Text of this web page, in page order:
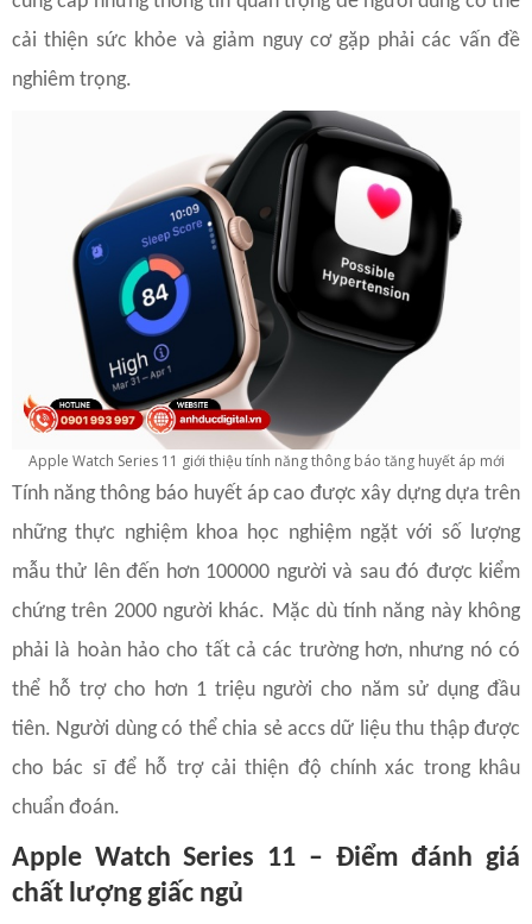
cải thiện sức khỏe và giảm nguy cơ gặp phải các vấn đề
nghiêm trọng.
Apple Watch Series 11 giới thiệu tính năng thông báo tăng huyết áp mới
Tính năng thông báo huyết áp cao được xây dựng dựa trên
những thực nghiệm khoa học nghiệm ngặt với số lượng
mẫu thử lên đến hơn 100000 người và sau đó được kiểm
chứng trên 2000 người khác. Mặc dù tính năng này không
phải là hoàn hảo cho tất cả các trường hơn, nhưng nó có
thể hỗ trợ cho hơn 1 triệu người cho năm sử dụng đầu
tiên. Người dùng có thể chia sẻ accs dữ liệu thu thập được
cho bác sĩ để hỗ trợ cải thiện độ chính xác trong khâu
chuẩn đoán.
Apple Watch Series 11 – Điểm đánh giá
chất lượng giấc ngủ